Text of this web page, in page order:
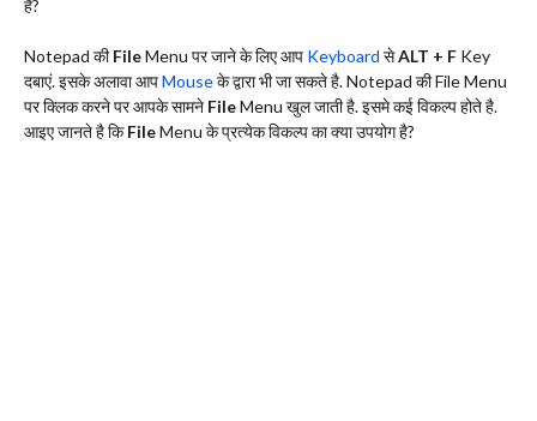
है?
Notepad कीFileMenu पर जाने के लिए आप Keyboard सेALT + F Key
दबाएं. इसके अलावा आपMouseके द्वारा भी जा सकते है. Notepad की File Menu
पर क्लिक करने पर आपके सामने FileMenu खुल जाती है. इसमे कई विकल्प होते है.
आइए जानते है किFileMenu के प्रत्येक विकल्प का क्या उपयोग है?